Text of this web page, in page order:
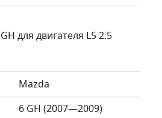
для двигателя L5 2.5
Mazda
6 GH (2007—2009)